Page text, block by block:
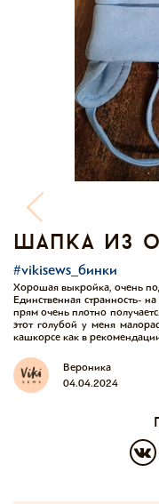
шапка из
#vikisews_бинки
Хорошая выкройка, очень
Единственная странность-
прям очень плотно
этот голубой у меня
кашкорсе как в
Вероника
04.04.2024